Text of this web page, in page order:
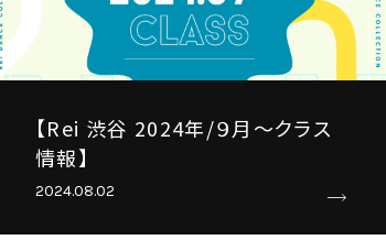
【Rei 渋谷 2024年/９月～クラス
情報】
2024.08.02